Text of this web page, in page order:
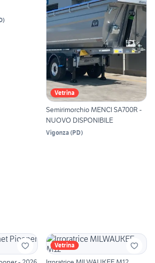
)
Vetrina
Semirimorchio MENCI SA700R -
NUOVO DISPONIBILE
Vigonza (PD)
Vetrina